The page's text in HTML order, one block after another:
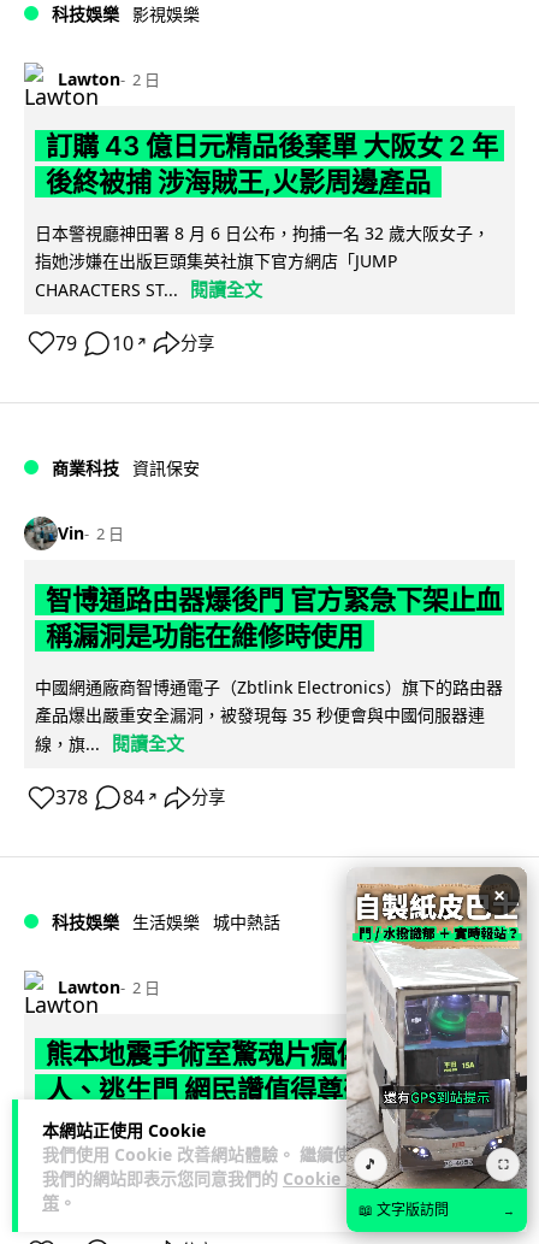
本網站正使用 Cookie
我們使用 Cookie 改善網站體驗。 繼續使用
我們的網站即表示您同意我們的 Cookie 政
策 。
科技娛樂 影視娛樂
Lawton 2 日
訂購 43 億日元精品後棄單 大阪女 2 年
後終被捕 涉海賊王,火影周邊產品
日本警視廳神田署 8 月 6 日公布，拘捕一名 32 歲大阪女子，
指她涉嫌在出版巨頭集英社旗下官方網店「JUMP
CHARACTERS ST...
閱讀全文
79 10 ↗ 分享
商業科技 資訊保安
Vin 2 日
智博通路由器爆後門 官方緊急下架止血
稱漏洞是功能在維修時使用
中國網通廠商智博通電子（Zbtlink Electronics）旗下的路由器
產品爆出嚴重安全漏洞，被發現每 35 秒便會與中國伺服器連
線，旗...
閱讀全文
378 84 ↗ 分享
科技娛樂 生活娛樂 城中熱話
Lawton 2 日
熊本地震手術室驚魂片瘋傳 醫護保護病
人、逃生門 網民讚值得尊敬
熊本縣 7 月 28 日發生 7.1 級地震，熊本綜合醫院手術室鏡頭拍
下地震一刻，醫護人員臨危不亂保護病人，更馬上開逃生門確
保出口流通。片段...
×
🎵 ⛶
📖 文字版訪問 →